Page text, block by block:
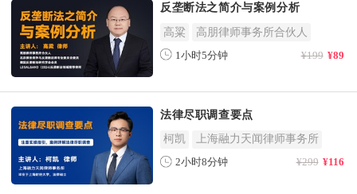
反垄断法之简介与案例分析
高粱 高朋律师事务所合伙人
1小时5分钟 ¥199 ¥89
法律尽职调查要点
柯凯 上海融力天闻律师事务所
2小时8分钟 ¥299 ¥116